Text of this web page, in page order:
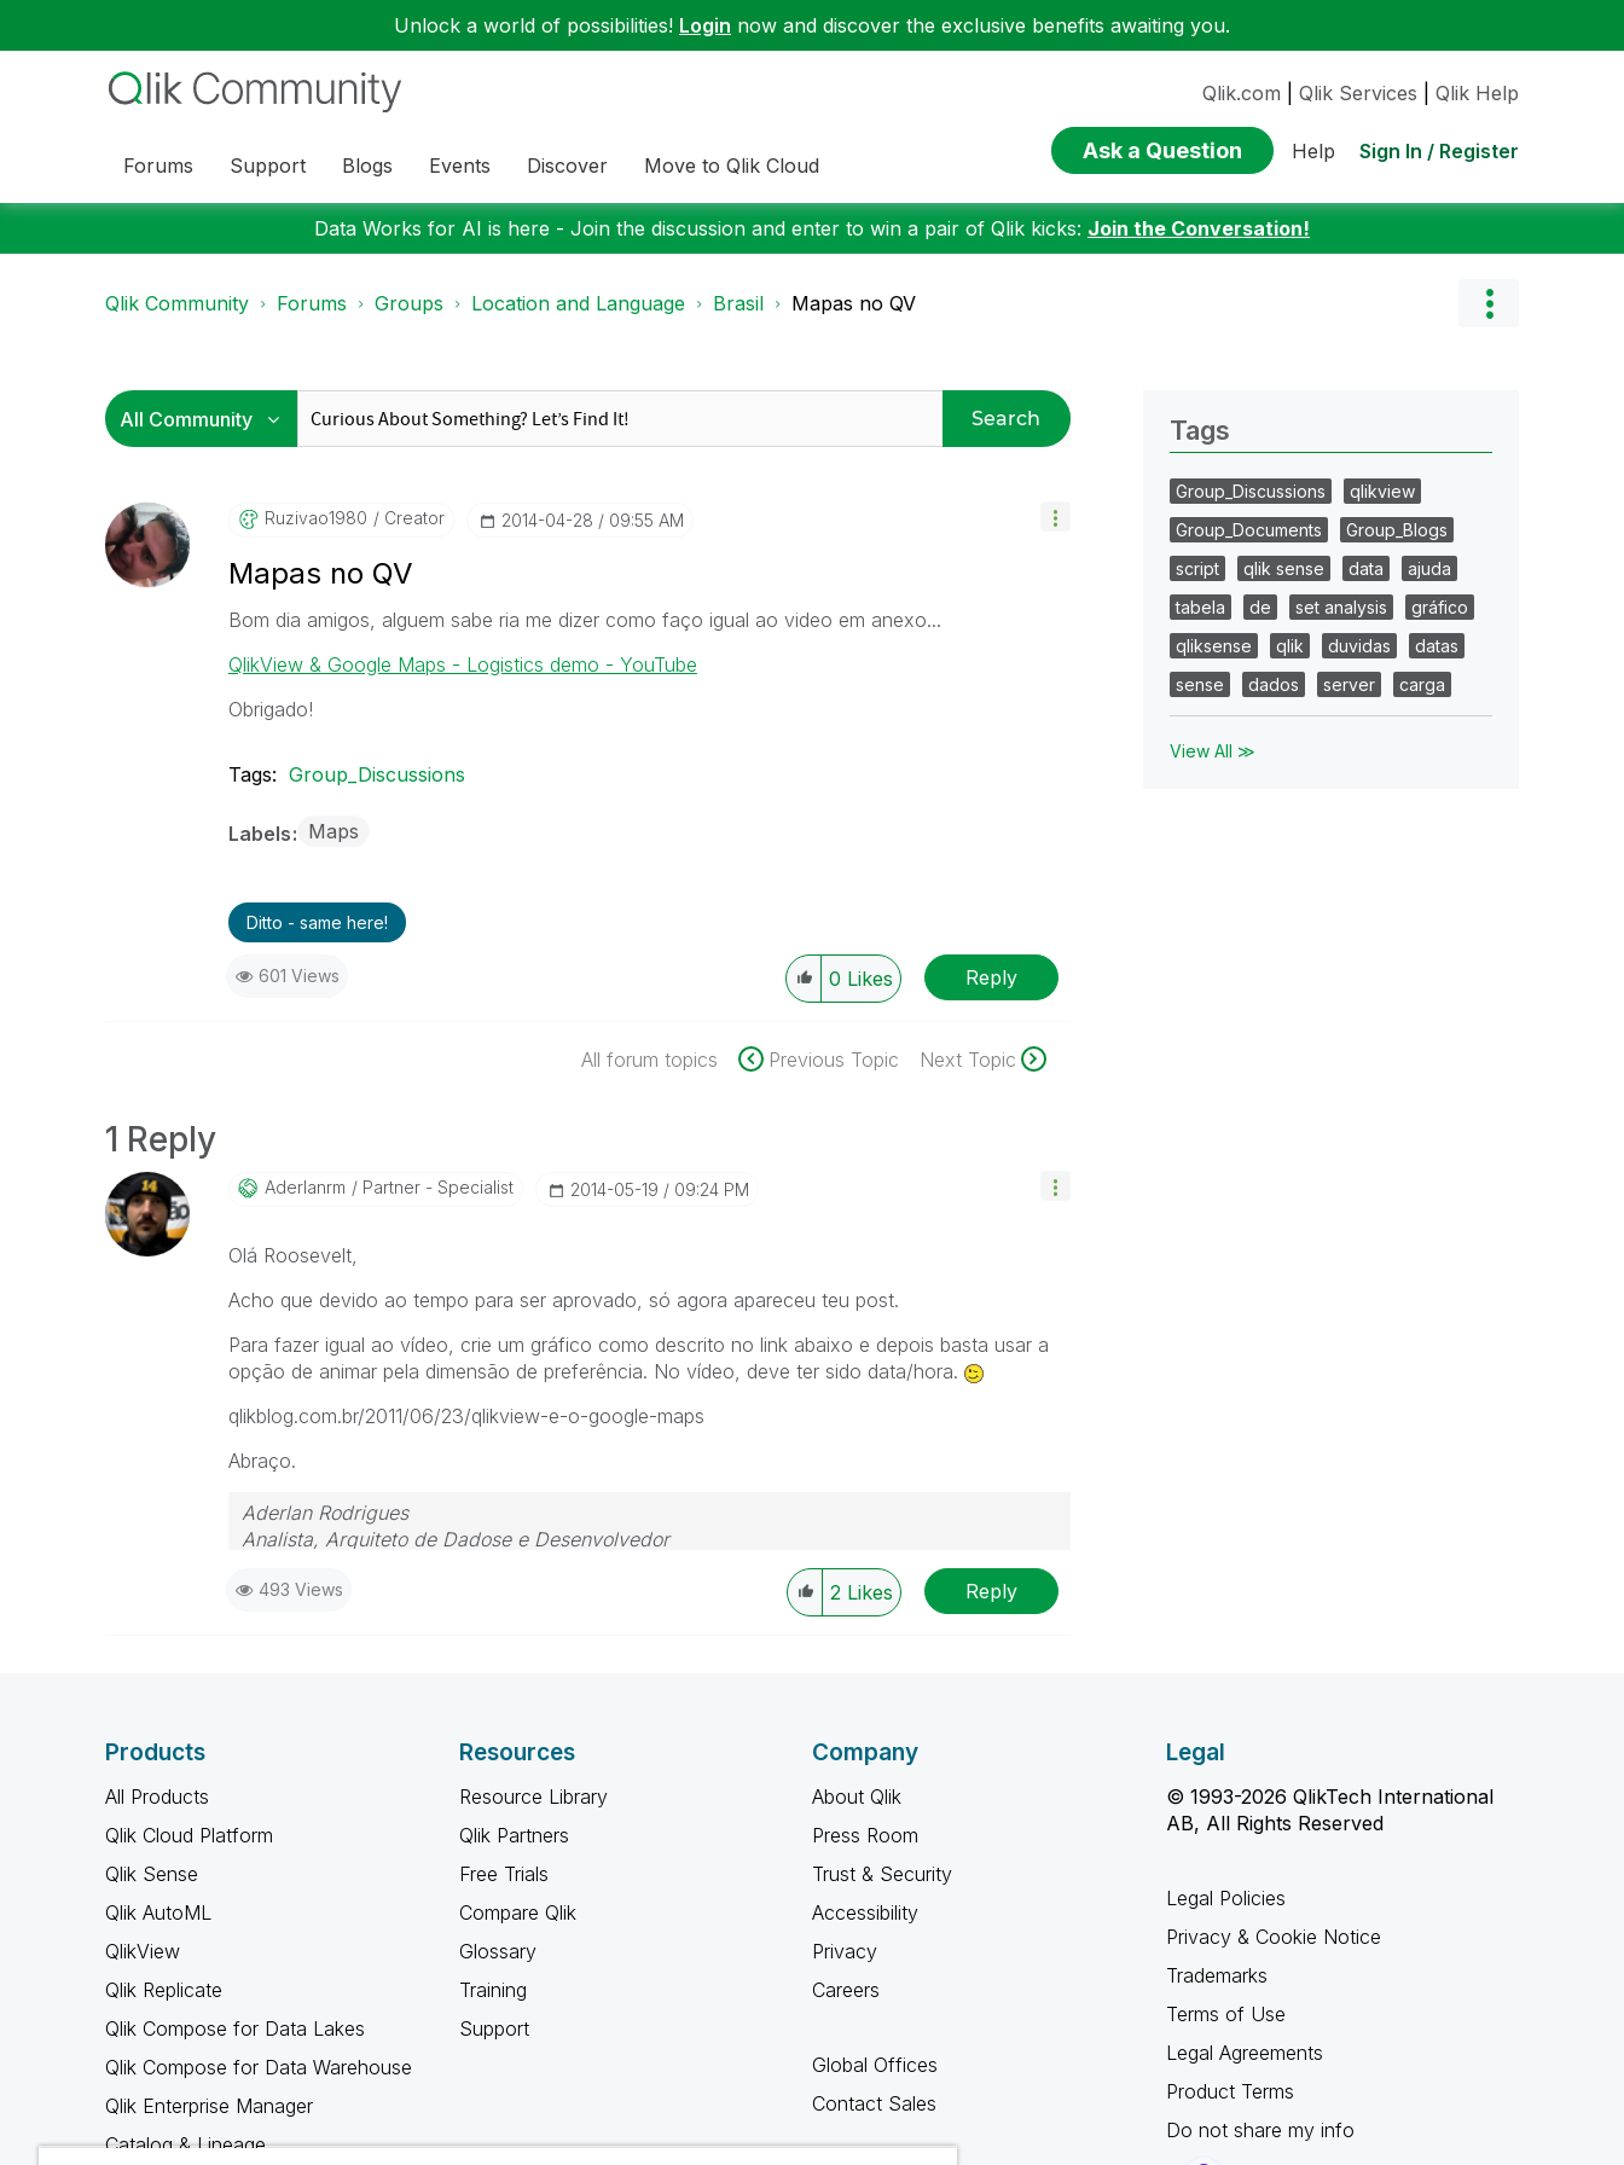
Unlock a world of possibilities! Login now and discover the exclusive benefits awaiting you.
Forums Support Blogs Events Discover Move to Qlik Cloud
Qlik.com Qlik Services Qlik Help
Ask a Question Help Sign In / Register
Data Works for AI is here - Join the discussion and enter to win a pair of Qlik kicks: Join the Conversation!
Qlik Community Forums Groups Location and Language Brasil Mapas no QV
Search
Ruzivao1980 Creator ‎2014-04-28 09:55 AM
Mapas no QV
Bom dia amigos, alguem sabe ria me dizer como faço igual ao video em anexo...
QlikView & Google Maps - Logistics demo - YouTube
Obrigado!
Tags: Group_Discussions
Labels Maps
Ditto - same here!
601 Views 0 Likes Reply
All forum topics Previous Topic Next Topic
1 Reply
Aderlanrm Partner - Specialist ‎2014-05-19 09:24 PM
Olá Roosevelt,
Acho que devido ao tempo para ser aprovado, só agora apareceu teu post.
Para fazer igual ao vídeo, crie um gráfico como descrito no link abaixo e depois basta usar a
opção de animar pela dimensão de preferência. No vídeo, deve ter sido data/hora.
qlikblog.com.br/2011/06/23/qlikview-e-o-google-maps
Abraço.
Aderlan Rodrigues
Analista, Arquiteto de Dadose e Desenvolvedor
 (41) 9 9917-0869  www.BIdeAZ.com.br  Youtube.com/bideaz 
Instagram.com/bideaz.in
493 Views 2 Likes Reply
Tags
Group_Discussions
qlikview
Group_Documents
Group_Blogs
script
qlik sense data
ajuda
tabela
de set analysis
gráfico
qliksense
qlik duvidas
datas
sense
dados server carga
View All ≫
Products
All Products
Qlik Cloud Platform
Qlik Sense
Qlik AutoML
QlikView
Qlik Replicate
Qlik Compose for Data Lakes
Qlik Compose for Data Warehouse
Qlik Enterprise Manager
Catalog & Lineage
Resources
Resource Library
Qlik Partners
Free Trials
Compare Qlik
Glossary
Training
Support
Company
About Qlik
Press Room
Trust & Security
Accessibility
Privacy
Careers
Global Offices
Contact Sales
Legal
© 1993-2026 QlikTech International
AB, All Rights Reserved
Legal Policies
Privacy & Cookie Notice
Trademarks
Terms of Use
Legal Agreements
Product Terms
Do not share my info